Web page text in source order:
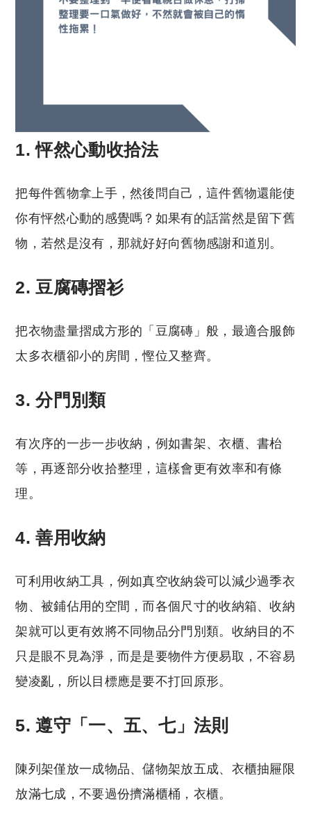
1. 怦然心動收拾法
把每件舊物拿上手，然後問自己，這件舊物還能使
你有怦然心動的感覺嗎？如果有的話當然是留下舊
物，若然是沒有，那就好好向舊物感謝和道別。
2. 豆腐磚摺衫
把衣物盡量摺成方形的「豆腐磚」般，最適合服飾
太多衣櫃卻小的房間，慳位又整齊。
3. 分門別類
有次序的一步一步收納，例如書架、衣櫃、書枱
等，再逐部分收拾整理，這樣會更有效率和有條
理。
4. 善用收納
可利用收納工具，例如真空收納袋可以減少過季衣
物、被鋪佔用的空間，而各個尺寸的收納箱、收納
架就可以更有效將不同物品分門別類。收納目的不
只是眼不見為淨，而是是要物件方便易取，不容易
變凌亂，所以目標應是要不打回原形。
5. 遵守「一、五、七」法則
陳列架僅放一成物品、儲物架放五成、衣櫃抽屜限
放滿七成，不要過份擠滿櫃桶，衣櫃。